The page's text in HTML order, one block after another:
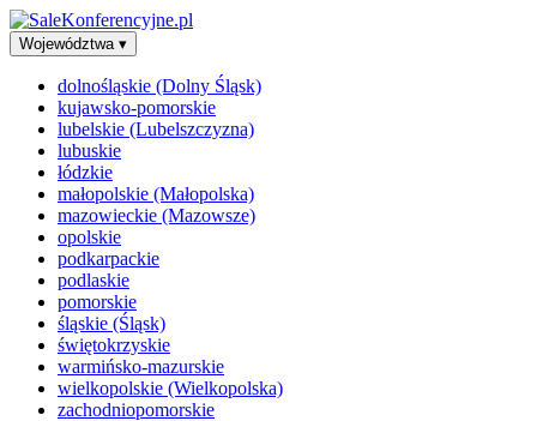
Województwa ▾
dolnośląskie (Dolny Śląsk)
kujawsko-pomorskie
lubelskie (Lubelszczyzna)
lubuskie
łódzkie
małopolskie (Małopolska)
mazowieckie (Mazowsze)
opolskie
podkarpackie
podlaskie
pomorskie
śląskie (Śląsk)
świętokrzyskie
warmińsko-mazurskie
wielkopolskie (Wielkopolska)
zachodniopomorskie